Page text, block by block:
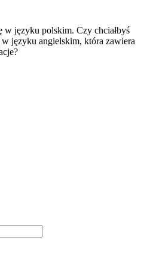
w języku polskim. Czy chciałbyś
w języku angielskim, która zawiera